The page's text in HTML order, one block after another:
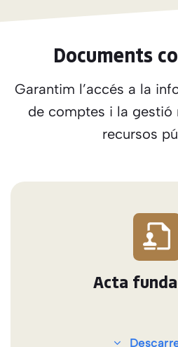
Documents
Garantim l’accés a la
de comptes i la gestió
recursos
Acta